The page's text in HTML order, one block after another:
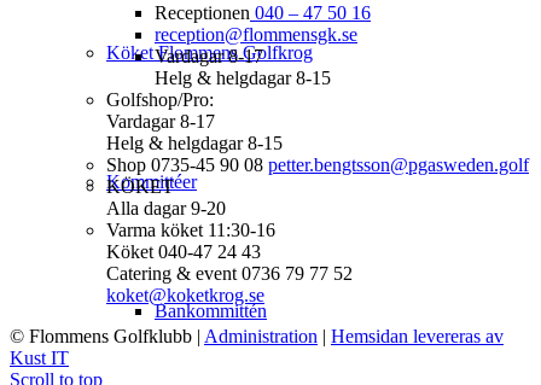
Köket Flommens Golfkrog
Kommittéer
Bankommittén
Receptionen 040 – 47 50 16
reception@flommensgk.se
Vardagar 8-17
Helg & helgdagar 8-15
Golfshop/Pro:
Vardagar 8-17
Helg & helgdagar 8-15
Shop 0735-45 90 08 petter.bengtsson@pgasweden.golf
KÖKET
Alla dagar 9-20
Varma köket 11:30-16
Köket 040-47 24 43
Catering & event 0736 79 77 52
koket@koketkrog.se
© Flommens Golfklubb | Administration | Hemsidan levereras av
Kust IT
Scroll to top